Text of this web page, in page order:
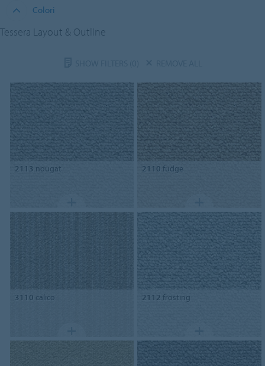
Colori
Tessera Layout & Outline
2113 nougat 2110 fudge
3110 calico 2112 frosting